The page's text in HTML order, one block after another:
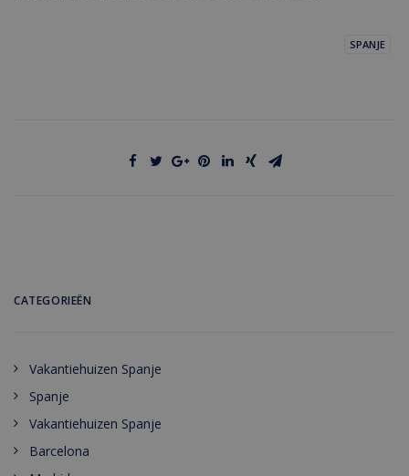
SPANJE
CATEGORIEËN
Vakantiehuizen Spanje
Spanje
Vakantiehuizen Spanje
Barcelona